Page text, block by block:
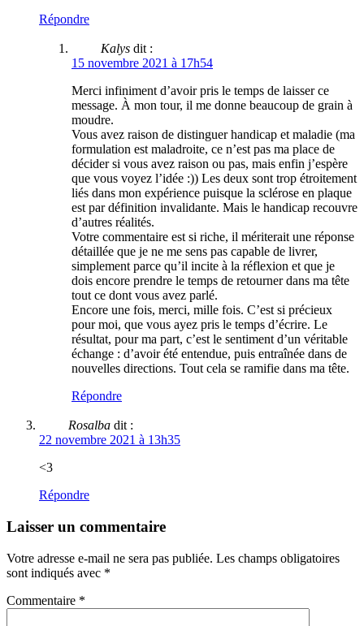
Répondre
Kalys dit :
15 novembre 2021 à 17h54
Merci infiniment d’avoir pris le temps de laisser ce
message. À mon tour, il me donne beaucoup de grain à
moudre.
Vous avez raison de distinguer handicap et maladie (ma
formulation est maladroite, ce n’est pas ma place de
décider si vous avez raison ou pas, mais enfin j’espère
que vous voyez l’idée :)) Les deux sont trop étroitement
liés dans mon expérience puisque la sclérose en plaque
est par définition invalidante. Mais le handicap recouvre
d’autres réalités.
Votre commentaire est si riche, il mériterait une réponse
détaillée que je ne me sens pas capable de livrer,
simplement parce qu’il incite à la réflexion et que je
dois encore prendre le temps de retourner dans ma tête
tout ce dont vous avez parlé.
Encore une fois, merci, mille fois. C’est si précieux
pour moi, que vous ayez pris le temps d’écrire. Le
résultat, pour ma part, c’est le sentiment d’un véritable
échange : d’avoir été entendue, puis entraînée dans de
nouvelles directions. Tout cela se ramifie dans ma tête.
Répondre
Rosalba dit :
22 novembre 2021 à 13h35
<3
Répondre
Laisser un commentaire
Votre adresse e-mail ne sera pas publiée. Les champs obligatoires
sont indiqués avec *
Commentaire *